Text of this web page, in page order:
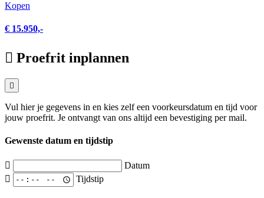
Kopen
€ 15.950,-
Proefrit inplannen
Vul hier je gegevens in en kies zelf een voorkeursdatum en tijd voor
jouw proefrit. Je ontvangt van ons altijd een bevestiging per mail.
Gewenste datum en tijdstip
Datum
Tijdstip